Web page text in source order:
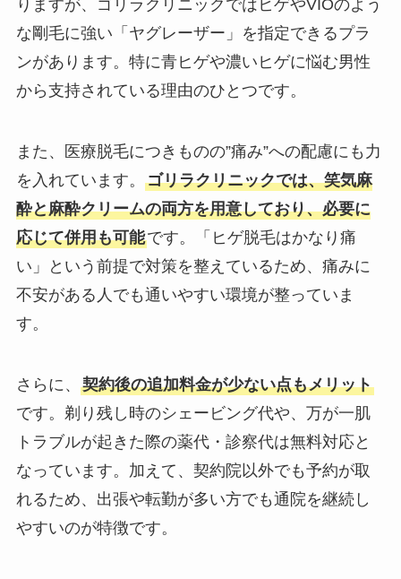
りますが、ゴリラクリニックではヒゲやVIOのよう
な剛毛に強い「ヤグレーザー」を指定できるプラ
ンがあります。特に青ヒゲや濃いヒゲに悩む男性
から支持されている理由のひとつです。
また、医療脱毛につきものの”痛み”への配慮にも力
を入れています。 ゴリラクリニックでは、笑気麻
酔と麻酔クリームの両方を用意しており、必要に
応じて併用も可能です。「ヒゲ脱毛はかなり痛
い」という前提で対策を整えているため、痛みに
不安がある人でも通いやすい環境が整っていま
す。
さらに、 契約後の追加料金が少ない点もメリット
です。剃り残し時のシェービング代や、万が一肌
トラブルが起きた際の薬代・診察代は無料対応と
なっています。加えて、契約院以外でも予約が取
れるため、出張や転勤が多い方でも通院を継続し
やすいのが特徴です。